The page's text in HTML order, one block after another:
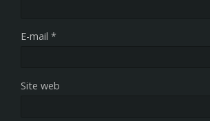
E-mail *
Site web